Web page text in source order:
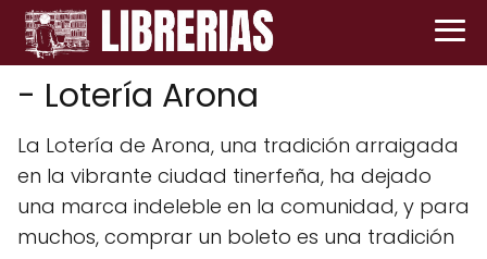
- Lotería Arona
La Lotería de Arona, una tradición arraigada
en la vibrante ciudad tinerfeña, ha dejado
una marca indeleble en la comunidad, y para
muchos, comprar un boleto es una tradición